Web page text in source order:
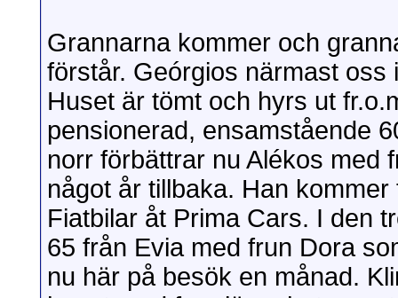
Grannarna kommer och
förstår. Geórgios närmast
Huset är tömt och hyrs ut
pensionerad, ensamstående
norr förbättrar nu Alékos med
något år tillbaka. Han
Fiatbilar åt Prima Cars. I den
65 från Evia med frun Dora
nu här på besök en månad.